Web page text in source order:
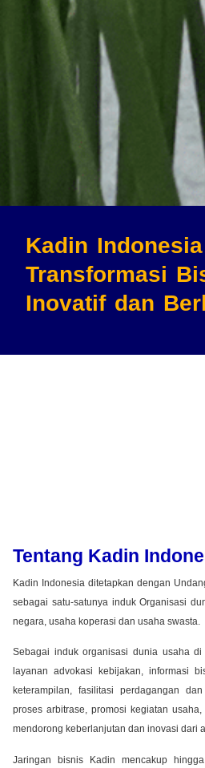
Kadin
Transformasi
Inovatif dan
Tentang Kadin
Kadin Indonesia ditetapkan dengan
sebagai satu-satunya induk Organisasi
negara, usaha koperasi dan usaha swasta.
Sebagai induk organisasi dunia usaha di
layanan advokasi kebijakan, informasi
keterampilan, fasilitasi perdagangan
proses arbitrase, promosi kegiatan
mendorong keberlanjutan dan inovasi dari
Jaringan bisnis Kadin mencakup